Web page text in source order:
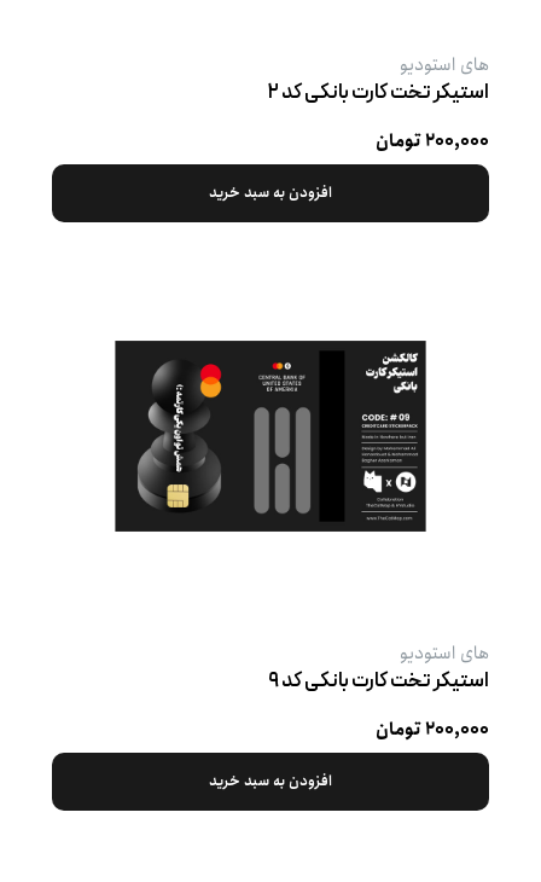
های استودیو
استیکر تخت کارت بانکی کد ۲
۲۰۰,۰۰۰ تومان
افزودن به سبد خرید
های استودیو
استیکر تخت کارت بانکی کد ۹
۲۰۰,۰۰۰ تومان
افزودن به سبد خرید